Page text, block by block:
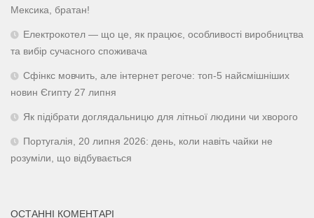
Мексика, братан!
Електрокотел — що це, як працює, особливості виробництва
та вибір сучасного споживача
Сфінкс мовчить, але інтернет регоче: топ-5 найсмішніших
новин Єгипту 27 липня
Як підібрати доглядальницю для літньої людини чи хворого
Португалія, 20 липня 2026: день, коли навіть чайки не
розуміли, що відбувається
ОСТАННІ КОМЕНТАРІ